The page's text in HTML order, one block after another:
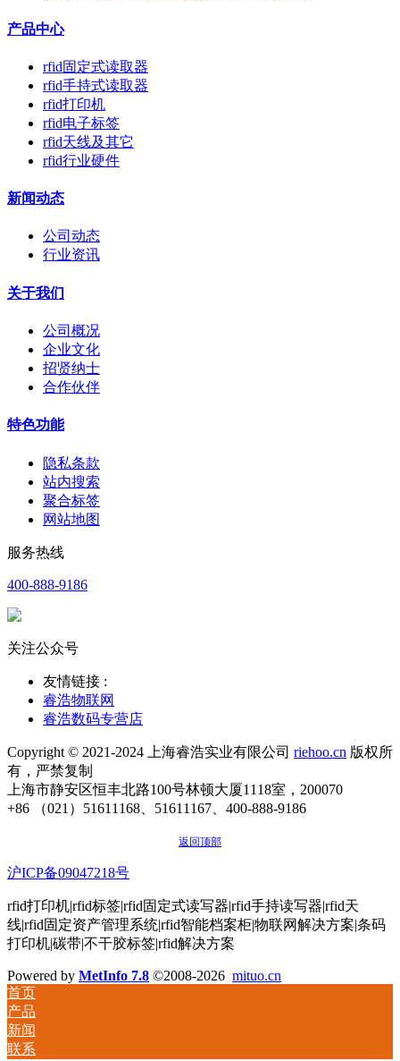
产品中心
rfid固定式读取器
rfid手持式读取器
rfid打印机
rfid电子标签
rfid天线及其它
rfid行业硬件
新闻动态
公司动态
行业资讯
关于我们
公司概况
企业文化
招贤纳士
合作伙伴
特色功能
隐私条款
站内搜索
聚合标签
网站地图
服务热线
400-888-9186
关注公众号
友情链接 :
睿浩物联网
睿浩数码专营店
Copyright © 2021-2024 上海睿浩实业有限公司 riehoo.cn 版权所
有，严禁复制
上海市静安区恒丰北路100号林顿大厦1118室，200070
+86 （021）51611168、51611167、400-888-9186
返回顶部
沪ICP备09047218号
rfid打印机|rfid标签|rfid固定式读写器|rfid手持读写器|rfid天
线|rfid固定资产管理系统|rfid智能档案柜|物联网解决方案|条码
打印机|碳带|不干胶标签|rfid解决方案
Powered by MetInfo 7.8 ©2008-2026 mituo.cn
首页
产品
新闻
联系